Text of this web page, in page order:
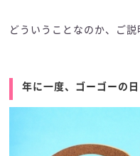
どういうことなのか、ご
年に一度、ゴーゴーの日